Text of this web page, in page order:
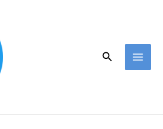
Search